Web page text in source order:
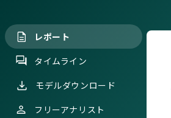
レポート
タイムライン
モデルダウンロード
フリーアナリスト